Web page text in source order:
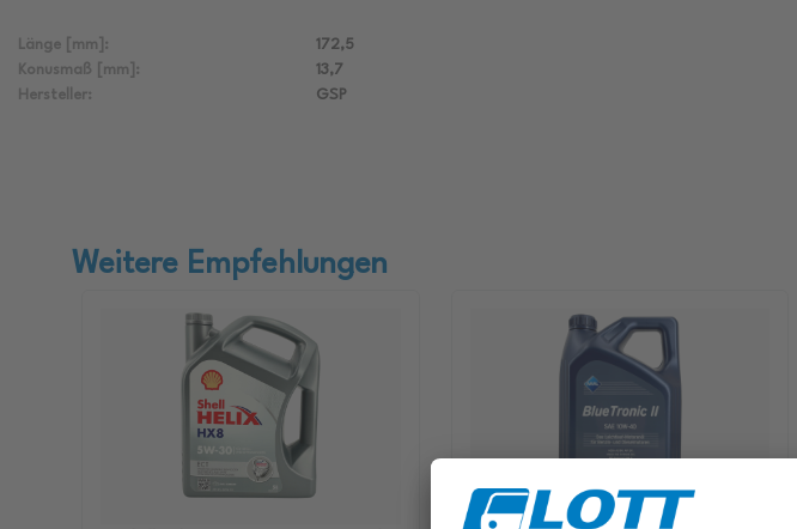
Länge [mm]:
172,5
Konusmaß [mm]:
13,7
Hersteller:
GSP
Weitere Empfehlungen